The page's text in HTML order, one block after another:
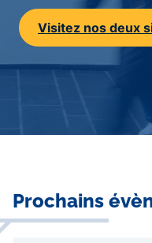
Visitez nos deux
Contenu
central
Prochains